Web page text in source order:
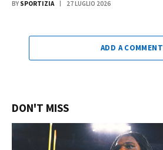
BY SPORTIZIA 27 LUGLIO 2026
ADD A COMMENT
DON'T MISS